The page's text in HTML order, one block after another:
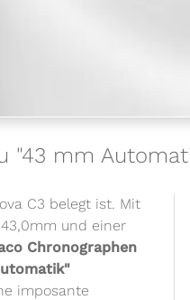
"43 mm
C3 belegt ist. Mit
und einer
Chronographen
imposante